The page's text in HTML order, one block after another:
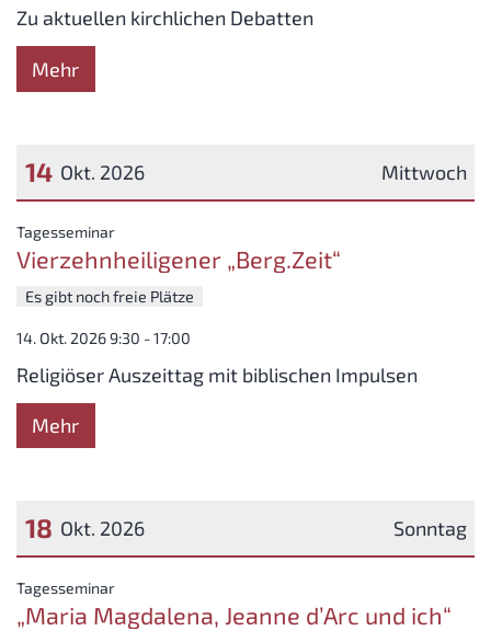
Zu aktuellen kirchlichen Debatten
Mehr
Mittwoch
14 Okt. 2026
Datum: 14. Oktober 2026
Tagesseminar:
Vierzehnheiligener „Berg.Zeit“
Es gibt noch freie Plätze
14. Okt. 2026 9:30 - 17:00
Religiöser Auszeittag mit biblischen Impulsen
Mehr
Sonntag
18 Okt. 2026
Datum: 18. Oktober 2026
Tagesseminar:
„Maria Magdalena, Jeanne d’Arc und ich“